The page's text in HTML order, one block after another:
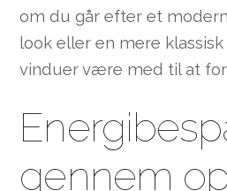
om du går efter et
look eller en mere
vinduer være med til at
gennem